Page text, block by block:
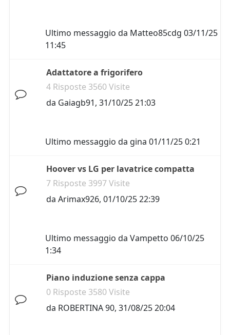
Ultimo messaggio da Matteo85cdg 03/11/25
11:45
Adattatore a frigorifero
4 Risposte 3560 Visite
da Gaiagb91, 31/10/25 21:03
Ultimo messaggio da gina 01/11/25 0:21
Hoover vs LG per lavatrice compatta
7 Risposte 3997 Visite
da Arimax926, 01/10/25 22:39
Ultimo messaggio da Vampetto 06/10/25
1:34
Piano induzione senza cappa
0 Risposte 3580 Visite
da ROBERTINA 90, 31/08/25 20:04